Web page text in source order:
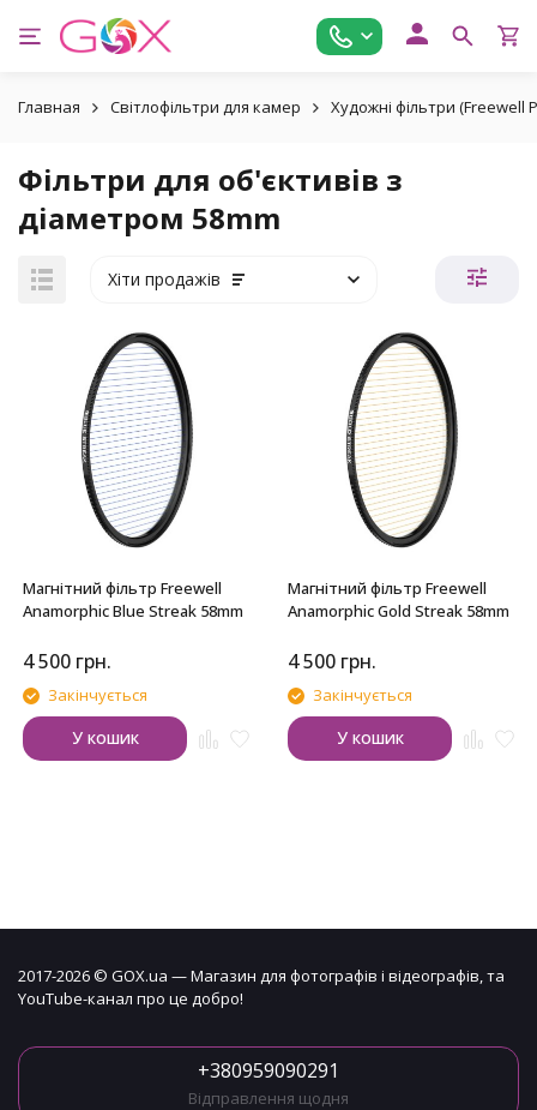
Главная Світлофільтри для камер Художні фільтри (Freewell
Фільтри для об'єктивів з
діаметром 58mm
Хіти продажів
Магнітний фільтр Freewell
Anamorphic Blue Streak 58mm
4 500 грн.
Закінчується
У кошик
Магнітний фільтр Freewell
Anamorphic Gold Streak 58mm
4 500 грн.
Закінчується
У кошик
2017-2026 © GOX.ua — Магазин для фотографів і відеографів, та
YouTube-канал про це добро!
+380959090291
Відправлення щодня